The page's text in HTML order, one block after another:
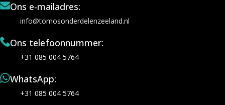
Ons e-mailadres:
info@tomosonderdelenzeeland.nl
Ons telefoonnummer:
+31 085 004 5764
WhatsApp:
+31 085 004 5764